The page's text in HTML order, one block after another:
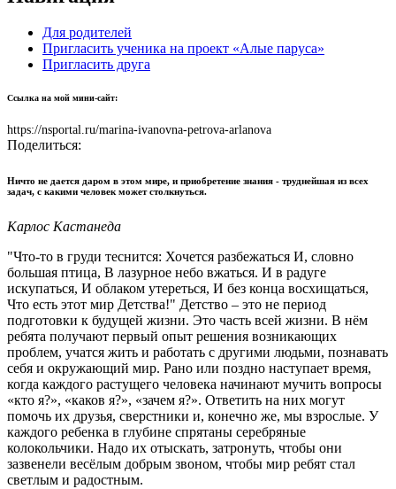
Для родителей
Пригласить ученика на проект «Алые паруса»
Пригласить друга
Ссылка на мой мини-сайт:
https://nsportal.ru/marina-ivanovna-petrova-arlanova
Поделиться:
Ничто не дается даром в этом мире, и приобретение знания - труднейшая из всех
задач, с какими человек может столкнуться.
Карлос Кастанеда
"Что-то в груди теснится: Хочется разбежаться И, словно
большая птица, В лазурное небо вжаться. И в радуге
искупаться, И облаком утереться, И без конца восхищаться,
Что есть этот мир Детства!" Детство – это не период
подготовки к будущей жизни. Это часть всей жизни. В нём
ребята получают первый опыт решения возникающих
проблем, учатся жить и работать с другими людьми, познавать
себя и окружающий мир. Рано или поздно наступает время,
когда каждого растущего человека начинают мучить вопросы
«кто я?», «каков я?», «зачем я?». Ответить на них могут
помочь их друзья, сверстники и, конечно же, мы взрослые. У
каждого ребенка в глубине спрятаны серебряные
колокольчики. Надо их отыскать, затронуть, чтобы они
зазвенели весёлым добрым звоном, чтобы мир ребят стал
светлым и радостным.